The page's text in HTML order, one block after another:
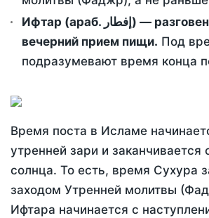
Ифтар (араб. إفطار) — разговение - это
вечерний прием пищи. Под
подразумевают время конца
Время поста в Исламе
утренней зари и заканчивается
солнца. То есть, время Сухура
заходом Утренней молитвы
Ифтара начинается с